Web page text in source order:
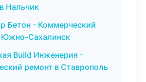
Нальчик
Бетон - Коммерческий
Южно-Сахалинск
Build Инженерия -
ремонт в Ставрополь